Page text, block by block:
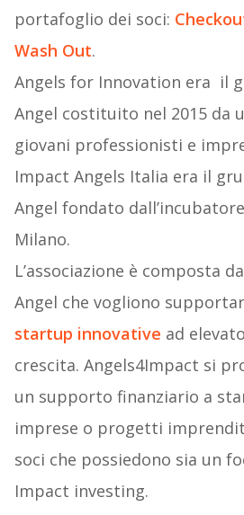
portafoglio dei soci:
Wash Out.
​Angels for Innovation​ era il
Angel costituito nel 2015 da
giovani professionisti e
Impact Angels Italia​ era il
Angel fondato
Milano.
L’associazione è composta
Angel che vogliono
startup innovative ad
crescita. Angels4Impact si
un supporto finanziario a
imprese o progetti
soci che possiedono sia un
Impact investing​.